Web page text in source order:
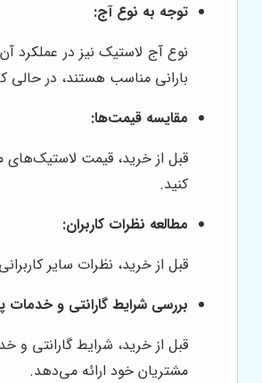
توجه به نوع آج:
نوع آج لاستیک نیز در عملکرد
بارانی مناسب هستند، در
مقایسه قیمت‌ها:
قبل از خرید، قیمت
کنید.
مطالعه نظرات کاربران:
قبل از خرید، نظرات سایر
بررسی شرایط گارانتی و
قبل از خرید، شرایط گارانتی
مشتریان خود ارائه می‌دهد.